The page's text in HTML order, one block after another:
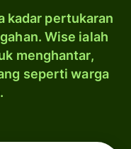
kadar pertukaran
Wise ialah
menghantar,
seperti warga